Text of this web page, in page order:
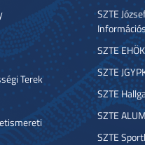
Terek
SZTE
SZTE EHÖK
SZTE
SZTE
SZTE
SZTE